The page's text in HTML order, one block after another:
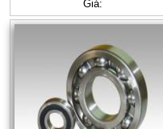
Giá: